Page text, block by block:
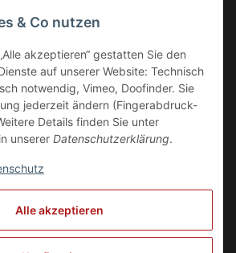
Abonnieren
ZAHLUNGSARTEN
VERSANDARTEN
Vertrag widerrufen
& Co nutzen
akzeptieren“ gestatten Sie den
auf unserer Website: Technisch
notwendig, Vimeo, Doofinder. Sie
jederzeit ändern (Fingerabdruck-
Details finden Sie unter
unserer Datenschutzerklärung.
Alle akzeptieren